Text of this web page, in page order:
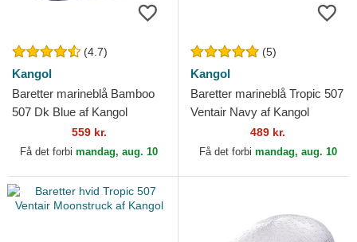
(4.7)
Kangol
Baretter marineblå Bamboo
507 Dk Blue af Kangol
559 kr.
Få det forbi mandag, aug. 10
(5)
Kangol
Baretter marineblå Tropic 507
Ventair Navy af Kangol
489 kr.
Få det forbi mandag, aug. 10